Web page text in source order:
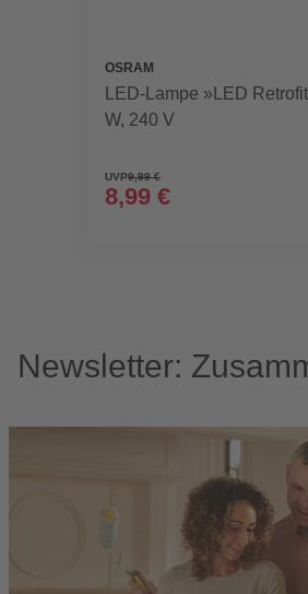
OSRAM
LED-Lampe »LED
W, 240 V
UVP9,99 €
8,99 €
Newsletter: